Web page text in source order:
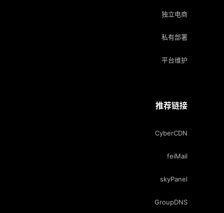
独立电商
私有部署
平台维护
推荐链接
CyberCDN
feiMail
skyPanel
GroupDNS